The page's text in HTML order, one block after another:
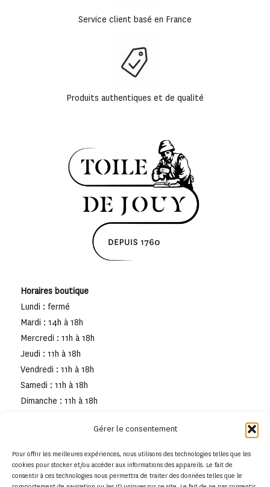
Gérer le consentement
Pour offrir les meilleures expériences, nous utilisons des technologies telles que les
cookies pour stocker et/ou accéder aux informations des appareils. Le fait de
consentir à ces technologies nous permettra de traiter des données telles que le
Service client basé en France
Produits authentiques et de qualité
Horaires boutique
Lundi : fermé
Mardi : 14h à 18h
Mercredi : 11h à 18h
Jeudi : 11h à 18h
Vendredi : 11h à 18h
Samedi : 11h à 18h
Dimanche : 11h à 18h